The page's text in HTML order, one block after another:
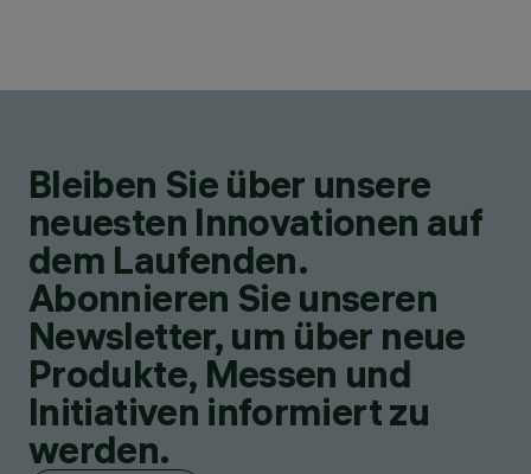
Bleiben Sie über unsere
neuesten Innovationen auf
dem Laufenden.
Abonnieren Sie unseren
Newsletter, um über neue
Produkte, Messen und
Initiativen informiert zu
werden.